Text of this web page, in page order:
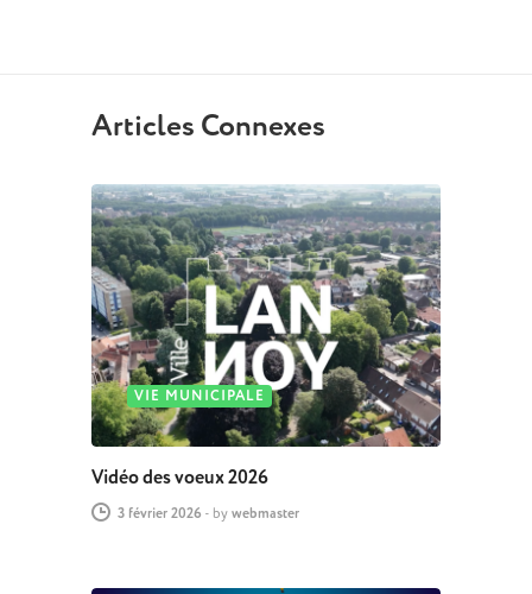
Articles Connexes
VIE MUNICIPALE
Vidéo des voeux 2026
3 février 2026 - by webmaster